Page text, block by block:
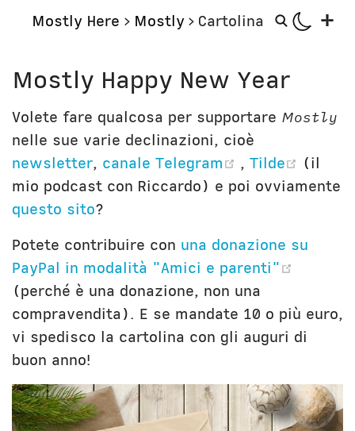
Mostly Here > Mostly > Cartolina +
Mostly
Mostly Friends
Mostly Weekly
Il Posto di Antonio
Storie
Aerei
Orologi
Computer
Libri
Il Culto della Mela
Lavori in corso
Bottega
Nausicaa
Corsi
Unicatt
Unibg
Civica Scuola
Bio
In prima persona
In terza persona
Mostly Happy New Year
Volete fare qualcosa per supportare Mostly
nelle sue varie declinazioni, cioè
newsletter, canale Telegram (opens new
, Tilde
(il
mio podcast con Riccardo) e poi ovviamente
questo sito?
Potete contribuire con una donazione su
PayPal in modalità "Amici e parenti"
(perché è una donazione, non una
compravendita). E se mandate 10 o più euro,
vi spedisco la cartolina con gli auguri di
buon anno!